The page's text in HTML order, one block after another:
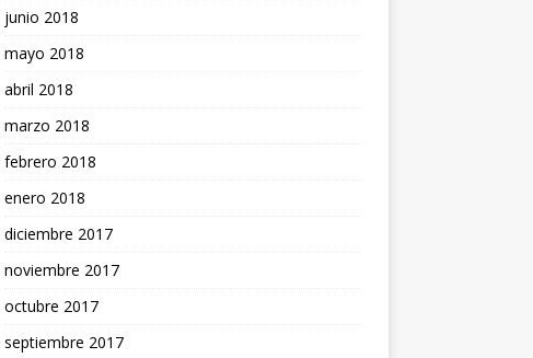
junio 2018
mayo 2018
abril 2018
marzo 2018
febrero 2018
enero 2018
diciembre 2017
noviembre 2017
octubre 2017
septiembre 2017